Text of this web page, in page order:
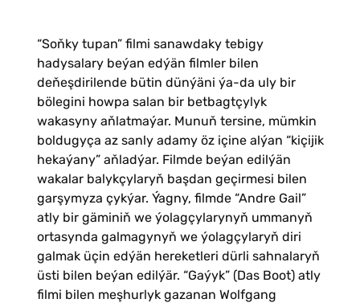
“Soňky tupan” filmi sanawdaky tebigy
hadysalary beýan edýän filmler bilen
deňeşdirilende bütin dünýäni ýa-da uly bir
bölegini howpa salan bir betbagtçylyk
wakasyny aňlatmaýar. Munuň tersine, mümkin
boldugyça az sanly adamy öz içine alýan “kiçijik
hekaýany” aňladýar. Filmde beýan edilýän
wakalar balykçylaryň başdan geçirmesi bilen
garşymyza çykýar. Ýagny, filmde “Andre Gail”
atly bir gäminiň we ýolagçylarynyň ummanyň
ortasynda galmagynyň we ýolagçylaryň diri
galmak üçin edýän hereketleri dürli sahnalaryň
üsti bilen beýan edilýär. “Gaýyk” (Das Boot) atly
filmi bilen meşhurlyk gazanan Wolfgang